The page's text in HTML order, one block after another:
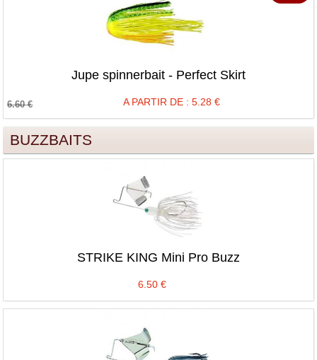
Jupe spinnerbait - Perfect Skirt
A PARTIR DE :5.28 €
6.60€
BUZZBAITS
STRIKE KING Mini Pro Buzz
6.50 €